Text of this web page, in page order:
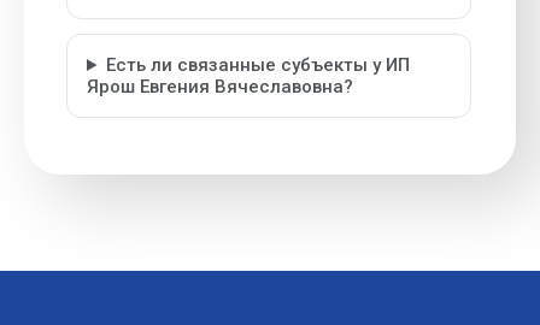
Есть ли связанные субъекты у ИП
Ярош Евгения Вячеславовна?